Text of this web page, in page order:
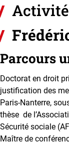
Parcours
Doctorat en droit
justification des
Paris-Nanterre,
thèse de
Sécurité sociale
Maître de